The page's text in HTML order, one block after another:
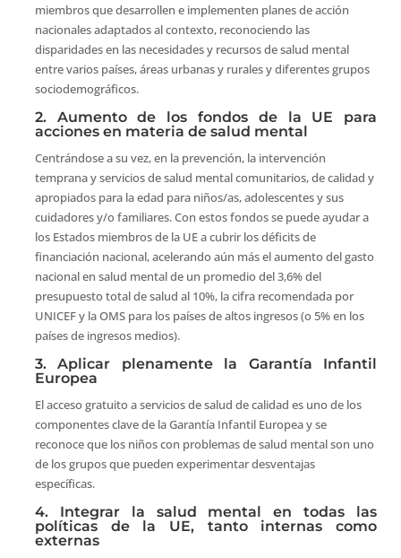
miembros que desarrollen e implementen planes de acción
nacionales adaptados al contexto, reconociendo las
disparidades en las necesidades y recursos de salud mental
entre varios países, áreas urbanas y rurales y diferentes grupos
sociodemográficos.
2. Aumento de los fondos de la UE para
acciones en materia de salud mental
Centrándose a su vez, en la prevención, la intervención
temprana y servicios de salud mental comunitarios, de calidad y
apropiados para la edad para niños/as, adolescentes y sus
cuidadores y/o familiares. Con estos fondos se puede ayudar a
los Estados miembros de la UE a cubrir los déficits de
financiación nacional, acelerando aún más el aumento del gasto
nacional en salud mental de un promedio del 3,6% del
presupuesto total de salud al 10%, la cifra recomendada por
UNICEF y la OMS para los países de altos ingresos (o 5% en los
países de ingresos medios).
3. Aplicar plenamente la Garantía Infantil
Europea
El acceso gratuito a servicios de salud de calidad es uno de los
componentes clave de la Garantía Infantil Europea y se
reconoce que los niños con problemas de salud mental son uno
de los grupos que pueden experimentar desventajas
específicas.
4. Integrar la salud mental en todas las
políticas de la UE, tanto internas como
externas